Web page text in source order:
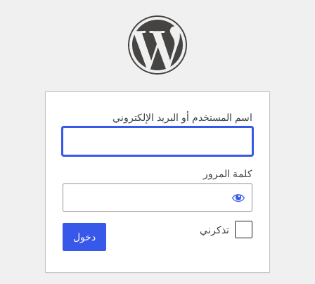
اسم المستخدم أو البريد الإلكتروني
كلمة المرور
تذكرني